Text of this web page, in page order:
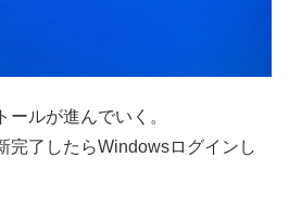
ールが進んでいく。
完了したらWindowsログインし